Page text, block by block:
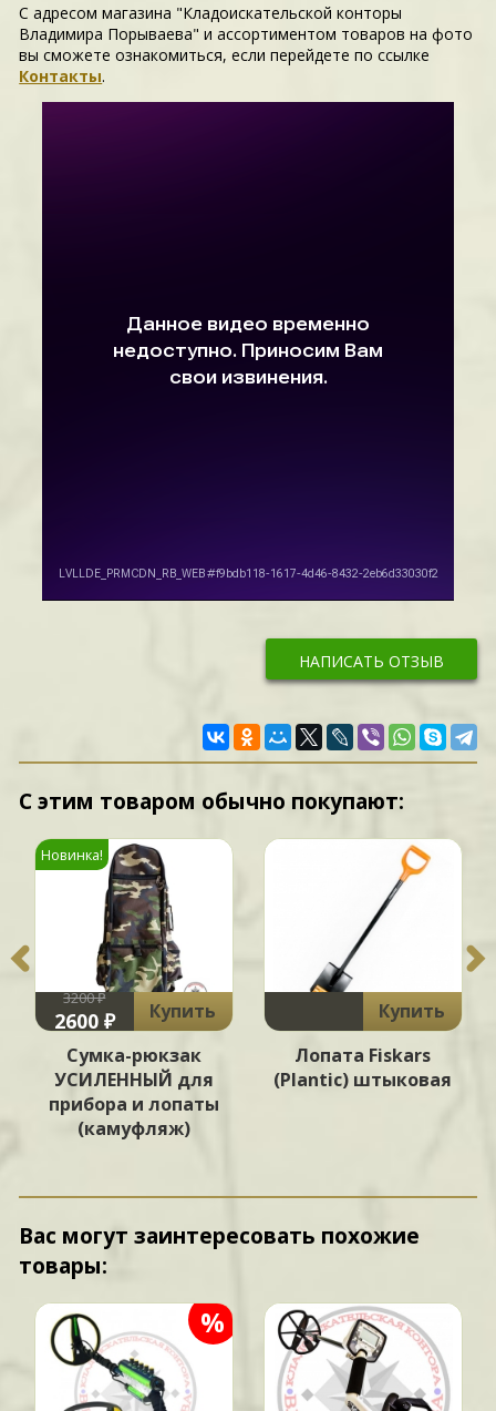
С адресом магазина "Кладоискательской конторы
Владимира Порываева" и ассортиментом товаров на фото
вы сможете ознакомиться, если перейдете по ссылке
Контакты.
НАПИСАТЬ ОТЗЫВ
С этим товаром обычно покупают:
Новинка!
3200 ₽
2600 ₽
Купить
Сумка-рюкзак
УСИЛЕННЫЙ для
прибора и лопаты
(камуфляж)
Купить
Лопата Fiskars
(Plantic) штыковая
Вас могут заинтересовать похожие
товары:
%